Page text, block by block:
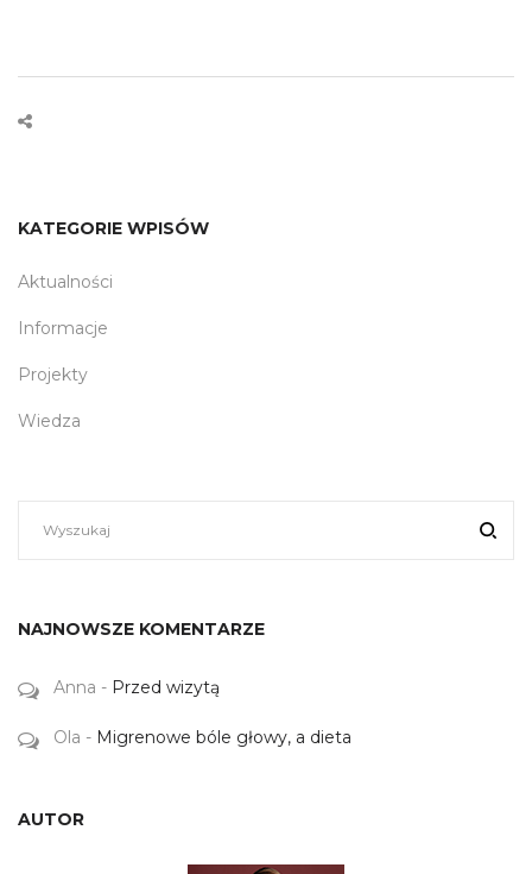
KATEGORIE WPISÓW
Aktualności
Informacje
Projekty
Wiedza
NAJNOWSZE KOMENTARZE
Anna - Przed wizytą
Ola - Migrenowe bóle głowy, a dieta
AUTOR